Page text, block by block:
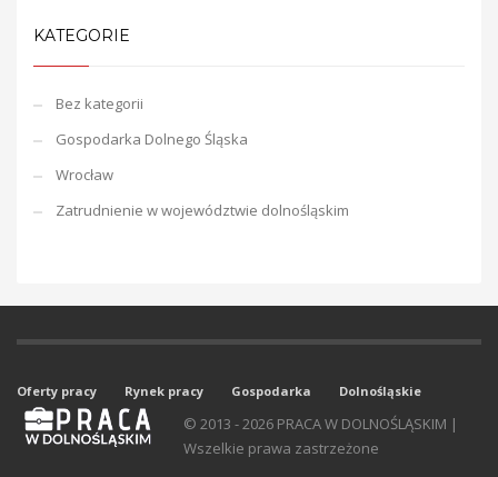
KATEGORIE
Bez kategorii
Gospodarka Dolnego Śląska
Wrocław
Zatrudnienie w województwie dolnośląskim
Oferty pracy Rynek pracy Gospodarka Dolnośląskie
© 2013 - 2026 PRACA W DOLNOŚLĄSKIM |
Wszelkie prawa zastrzeżone